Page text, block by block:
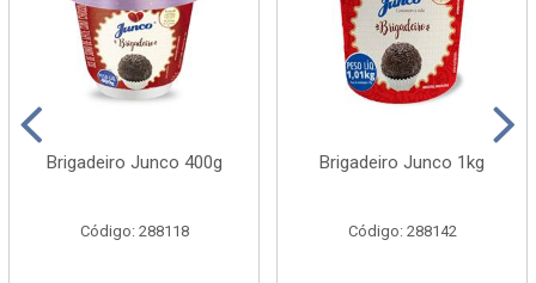
Brigadeiro Junco 400g
Código: 288118
Brigadeiro Junco 1kg
Código: 288142